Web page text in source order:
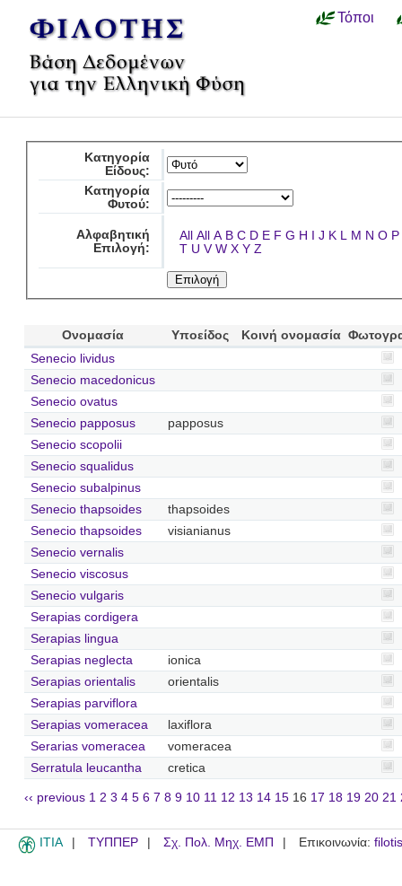
Τόποι
Κατηγορία
Είδους:
Κατηγορία
Φυτού:
Αλφαβητική
Επιλογή:
All All A B C D E F G H I J K L M N O P
T U V W X Y Z
Ονομασία Υποείδος Κοινή ονομασία
Senecio lividus
Senecio macedonicus
Senecio ovatus
Senecio papposus
papposus
Senecio scopolii
Senecio squalidus
Senecio subalpinus
Senecio thapsoides
thapsoides
Senecio thapsoides
visianianus
Senecio vernalis
Senecio viscosus
Senecio vulgaris
Serapias cordigera
Serapias lingua
Serapias neglecta
ionica
Serapias orientalis
orientalis
Serapias parviflora
Serapias vomeracea
laxiflora
Serarias vomeracea
vomeracea
Serratula leucantha
cretica
‹‹ previous 1 2 3 4 5 6 7 8 9 10 11 12 13 14 15 16 17 18 19 20 21
ITIA ΤΥΠΠΕΡ Σχ. Πολ. Μηχ. ΕΜΠ Επικοινωνία: